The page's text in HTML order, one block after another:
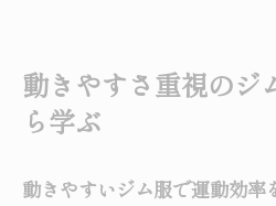
動きやすさ重視のジ
ら学ぶ
動きやすいジム服で運動効率